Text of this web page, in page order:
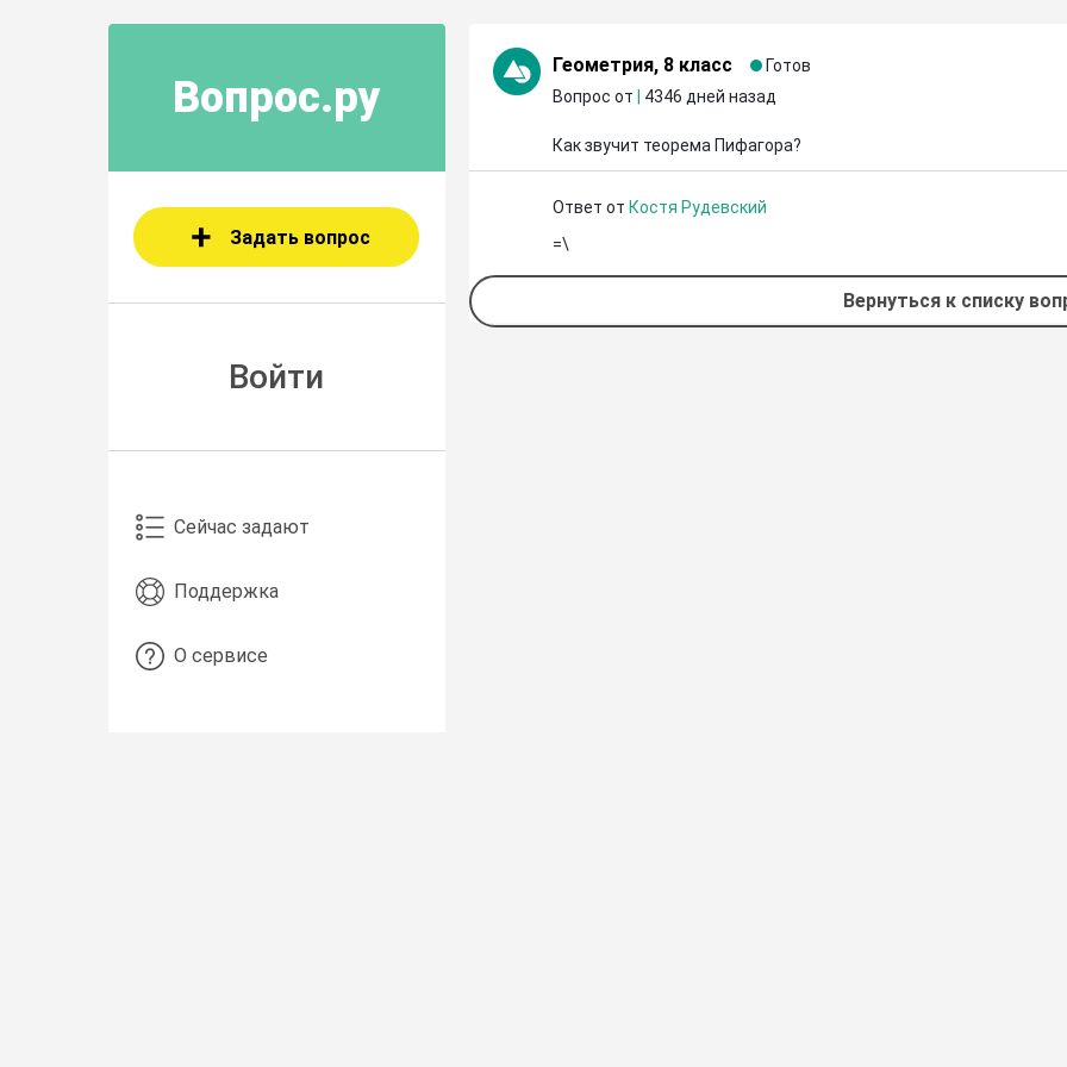
Вопрос.ру
Задать вопрос
Войти
Сейчас задают
Поддержка
О сервисе
Геометрия, 8 класс
Готов
Вопрос от
4346 дней назад
Как звучит теорема Пифагора?
Ответ от Костя Рудевский
=\
Вернуться к списку